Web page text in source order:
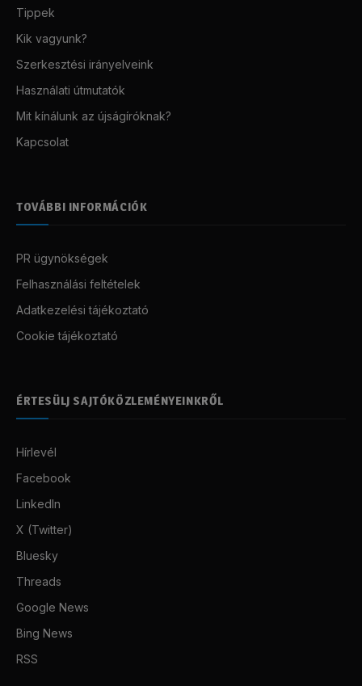
Tippek
Kik vagyunk?
Szerkesztési irányelveink
Használati útmutatók
Mit kínálunk az újságíróknak?
Kapcsolat
TOVÁBBI INFORMÁCIÓK
PR ügynökségek
Felhasználási feltételek
Adatkezelési tájékoztató
Cookie tájékoztató
ÉRTESÜLJ SAJTÓKÖZLEMÉNYEINKRŐL
Hírlevél
Facebook
LinkedIn
X (Twitter)
Bluesky
Threads
Google News
Bing News
RSS